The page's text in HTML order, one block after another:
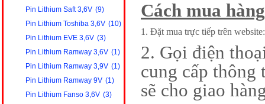
Pin Lithium Saft 3,6V (9)
Pin Lithium Toshiba 3,6V (10)
Pin Lithium EVE 3,6V (3)
Pin Lithium Ramway 3,6V (1)
Pin Lithium Ramway 3,9V (1)
Pin Lithium Ramway 9V (1)
Pin Lithium Fanso 3,6V (3)
Cách mua
1. Đặt mua trực tiếp trên website:
2. Gọi điện
cung cấp thông
sẽ cho giao